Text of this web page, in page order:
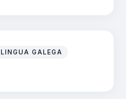
LINGUA GALEGA